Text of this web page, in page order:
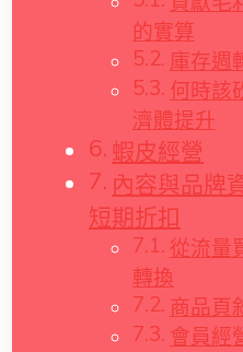
的實算
庫存週
何時該
濟體提升
蝦皮經營
內容與品牌
短期折扣
從流量
轉換
商品頁
會員經